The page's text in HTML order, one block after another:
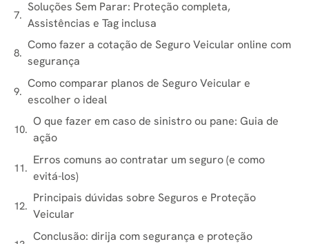
Soluções Sem Parar: Proteção completa,
Assistências e Tag inclusa
Como fazer a cotação de Seguro Veicular online com
segurança
Como comparar planos de Seguro Veicular e
escolher o ideal
O que fazer em caso de sinistro ou pane: Guia de
ação
Erros comuns ao contratar um seguro (e como
evitá-los)
Principais dúvidas sobre Seguros e Proteção
Veicular
Conclusão: dirija com segurança e proteção